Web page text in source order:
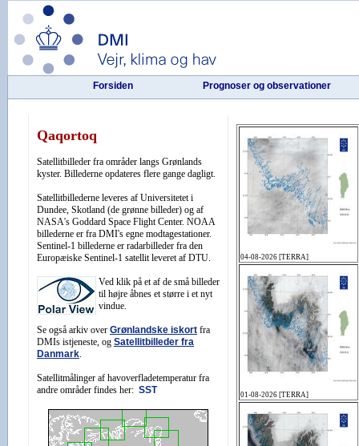
Qaqortoq
Satellitbilleder fra områder langs Grønlands
kyster. Billederne opdateres flere gange dagligt.
Satellitbillederne leveres af Universitetet i
Dundee, Skotland (de grønne billeder) og af
NASA's Goddard Space Flight Center. NOAA
billederne er fra DMI's egne modtagestationer.
Sentinel-1 billederne er radarbilleder fra den
Europæiske Sentinel-1 satellit leveret af DTU.
Ved klik på et af de små billeder
til højre åbnes et større i et nyt
vindue.
Se også arkiv over Grønlandske iskort fra
DMIs istjeneste, og Satellitbilleder fra
Danmark.
Satellitmålinger af havoverfladetemperatur fra
andre områder findes her: SST
Forsiden Prognoser og observationer